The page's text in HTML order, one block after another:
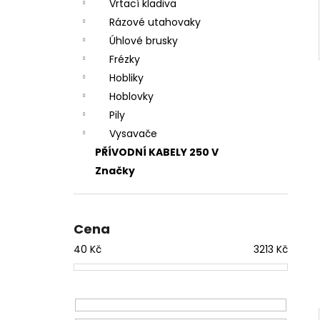
Vrtací kladiva
Rázové utahovaky
Úhlové brusky
Frézky
Hobliky
Hoblovky
Pily
Vysavače
PŘÍVODNÍ KABELY 250 V
Značky
Cena
40 Kč 3213 Kč